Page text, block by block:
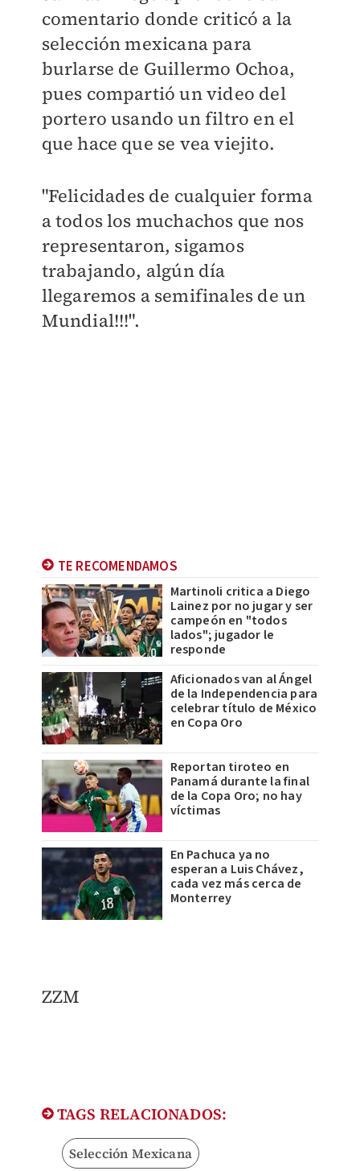
comentario donde criticó a la
selección mexicana para
burlarse de Guillermo Ochoa,
pues compartió un video del
portero usando un filtro en el
que hace que se vea viejito.
"Felicidades de cualquier forma
a todos los muchachos que nos
representaron, sigamos
trabajando, algún día
llegaremos a semifinales de un
Mundial!!!".
TE RECOMENDAMOS
Martinoli critica a Diego
Lainez por no jugar y ser
campeón en "todos
lados"; jugador le
responde
Aficionados van al Ángel
de la Independencia para
celebrar título de México
en Copa Oro
Reportan tiroteo en
Panamá durante la final
de la Copa Oro; no hay
víctimas
En Pachuca ya no
esperan a Luis Chávez,
cada vez más cerca de
Monterrey
ZZM
TAGS RELACIONADOS:
Selección Mexicana